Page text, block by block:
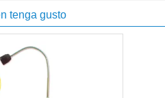
tenga gusto